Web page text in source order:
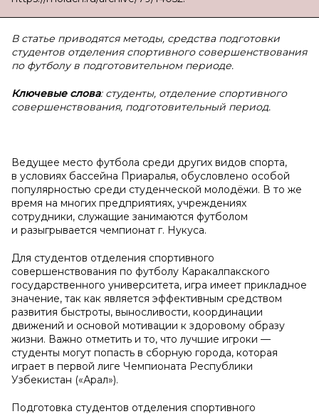
В статье приводятся методы, средства подготовки
студентов отделения спортивного совершенствования
по футболу в подготовительном периоде.
Ключевые слова: студенты, отделение спортивного
совершенствования, подготовительный период.
Ведущее место футбола среди других видов спорта,
в условиях бассейна Приаралья, обусловлено особой
популярностью среди студенческой молодёжи. В то же
время на многих предприятиях, учреждениях
сотрудники, служащие занимаются футболом
и разыгрывается чемпионат г. Нукуса.
Для студентов отделения спортивного
совершенствования по футболу Каракалпакского
государственного университета, игра имеет прикладное
значение, так как является эффективным средством
развития быстроты, выносливости, координации
движений и основой мотивации к здоровому образу
жизни. Важно отметить и то, что лучшие игроки —
студенты могут попасть в сборную города, которая
играет в первой лиге Чемпионата Республики
Узбекистан («Арал»).
Подготовка студентов отделения спортивного